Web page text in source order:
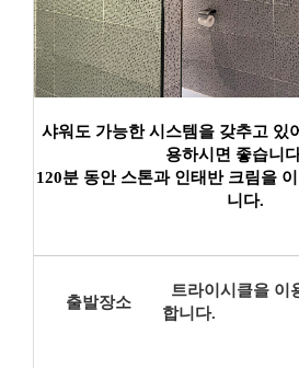
샤워도 가능한 시스템을 갖추고 있
용하시면 좋습니
120분 동안 스톤과 인태반 크림을
니다.
출발장소
트라이시클을 이
합니다.